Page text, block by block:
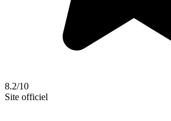
8.2/10
Site officiel